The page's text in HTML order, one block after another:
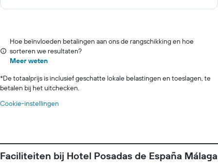
Hoe beïnvloeden betalingen aan ons de rangschikking en hoe
sorteren we resultaten?
Meer weten
*De totaalprijs is inclusief geschatte lokale belastingen en toeslagen, te
betalen bij het uitchecken.
Cookie-instellingen
Faciliteiten bij Hotel Posadas de España Málaga